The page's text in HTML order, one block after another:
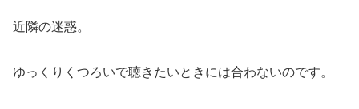
近隣の迷惑。
ゆっくりくつろいで聴きたいときには合わないのです。